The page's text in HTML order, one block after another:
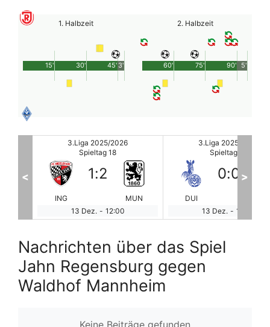
1. Halbzeit
45'
15' 30' 3'
2. Halbzeit
90'
60' 75' 5'
3.Liga 2025/2026
Spieltag 18
DUI
0:0
ERZ
13 Dez. - 12:00
3.Liga 2025/2026
Spieltag 18
FCSB
2:2
13 Dez. - 12:00
< >
Nachrichten über das Spiel
Jahn Regensburg gegen
Waldhof Mannheim
Keine Beiträge gefunden